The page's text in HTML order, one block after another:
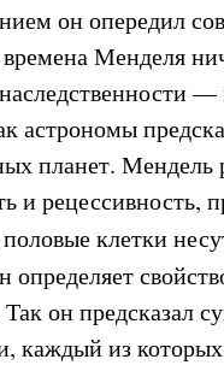
он опередил
Менделя
астрономы
планет. Мендель
и рецессивность,
клетки
определяет
он предсказал
каждый из которых